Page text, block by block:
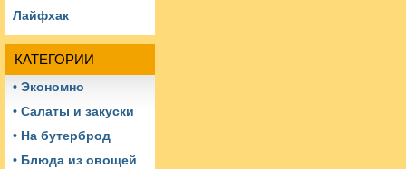
Лайфхак
КАТЕГОРИИ
• Экономно
• Салаты и закуски
• На бутерброд
• Блюда из овощей